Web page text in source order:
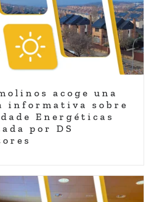
acoge una
informativa sobre
Energéticas
por DS